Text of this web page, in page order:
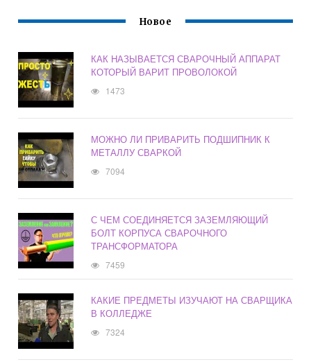
Новое
КАК НАЗЫВАЕТСЯ СВАРОЧНЫЙ АППАРАТ
КОТОРЫЙ ВАРИТ ПРОВОЛОКОЙ
1473
МОЖНО ЛИ ПРИВАРИТЬ ПОДШИПНИК К
МЕТАЛЛУ СВАРКОЙ
7094
С ЧЕМ СОЕДИНЯЕТСЯ ЗАЗЕМЛЯЮЩИЙ
БОЛТ КОРПУСА СВАРОЧНОГО
ТРАНСФОРМАТОРА
7459
КАКИЕ ПРЕДМЕТЫ ИЗУЧАЮТ НА СВАРЩИКА
В КОЛЛЕДЖЕ
7324